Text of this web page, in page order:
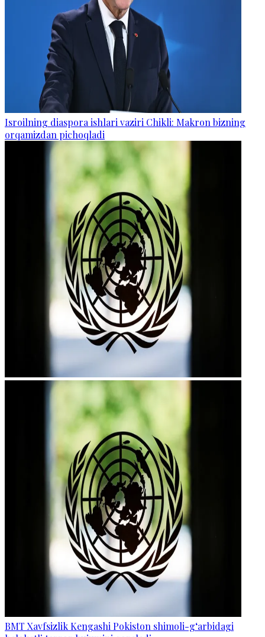
Isroilning diaspora ishlari vaziri Chikli: Makron bizning
orqamizdan pichoqladi
BMT Xavfsizlik Kengashi Pokiston shimoli-g‘arbidagi